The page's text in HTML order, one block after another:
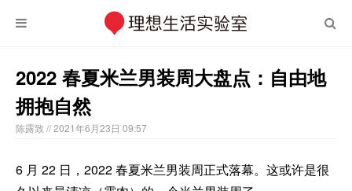
2022 春夏米兰男装周大盘点：自由地
拥抱自然
陈露致// 2021年6月23日 09:57
6 月 22 日，2022 春夏米兰男装周正式落幕。这或许是很